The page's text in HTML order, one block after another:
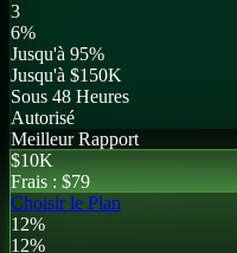
3
6%
Jusqu'à 95%
Jusqu'à $150K
Sous 48 Heures
Autorisé
Meilleur Rapport
$10K
Frais : $79
Choisir le Plan
12%
12%